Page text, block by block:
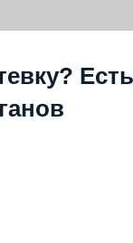
Есть